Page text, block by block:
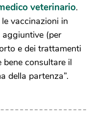
veterinario.
vaccinazioni in
aggiuntive (per
e dei trattamenti
consultare il
della partenza”.